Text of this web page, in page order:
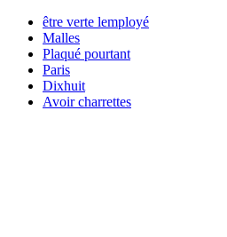
être verte lemployé
Malles
Plaqué pourtant
Paris
Dixhuit
Avoir charrettes